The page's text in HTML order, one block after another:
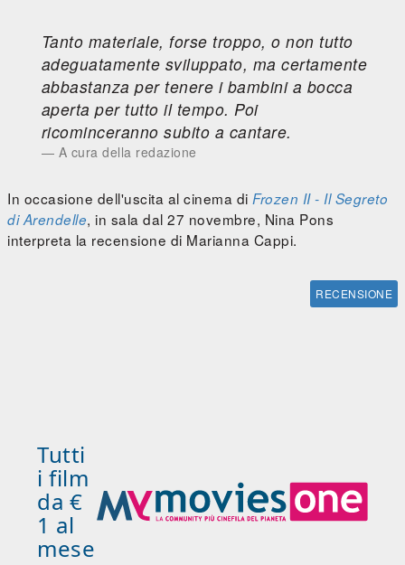
Tanto materiale, forse troppo, o non tutto
adeguatamente sviluppato, ma certamente
abbastanza per tenere i bambini a bocca
aperta per tutto il tempo. Poi
ricominceranno subito a cantare.
A cura della redazione
In occasione dell'uscita al cinema di Frozen II - Il Segreto
di Arendelle, in sala dal 27 novembre, Nina Pons
interpreta la recensione di Marianna Cappi.
RECENSIONE
Tutti
i film
da €
1 al
mese